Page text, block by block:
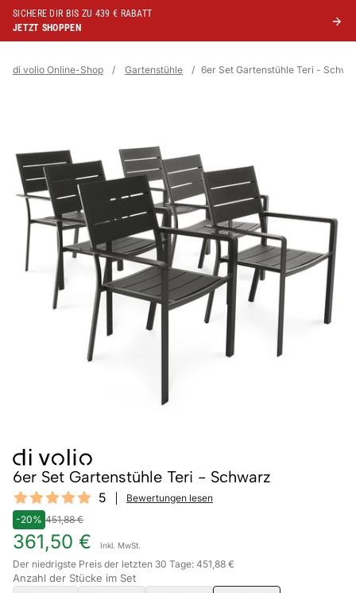
SICHERE DIR BIS ZU 439 € RABATT
JETZT SHOPPEN
di volio Online-Shop / Gartenstühle / 6er Set Gartenstühle Teri -
6er Set Gartenstühle Teri - Schwarz
Reviews
5 out of 5 stars 5
Bewertungen lesen
-20% 451,88 €
361,50 € Inkl. MwSt.
Der niedrigste Preis der letzten 30 Tage: 451,88 €
Anzahl der Stücke im Set